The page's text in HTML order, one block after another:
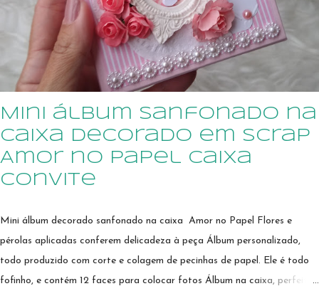
papéis, em camadas, com um acabamento diferenciado. Kit de álbuns
personalizados para gêmeos Quer encantar uma gravidinha querida
com um presente original e criativo? Escolha o tema e iremos preparar
nas cores de sua preferência. Você pode escolher também o kit cont...
Mini álbum sanfonado na
caixa decorado em scrap
Amor no Papel caixa
convite
Mini álbum decorado sanfonado na caixa Amor no Papel Flores e
pérolas aplicadas conferem delicadeza à peça Álbum personalizado,
todo produzido com corte e colagem de pecinhas de papel. Ele é todo
fofinho, e contém 12 faces para colocar fotos Álbum na caixa, perfeito